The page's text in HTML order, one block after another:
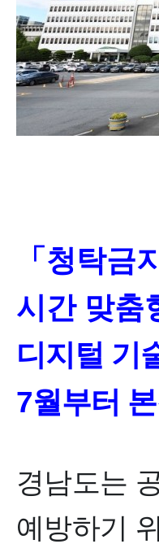
「 청탁금
시간 맞춤
디지털 기
7월부터
경남도는
예방하기